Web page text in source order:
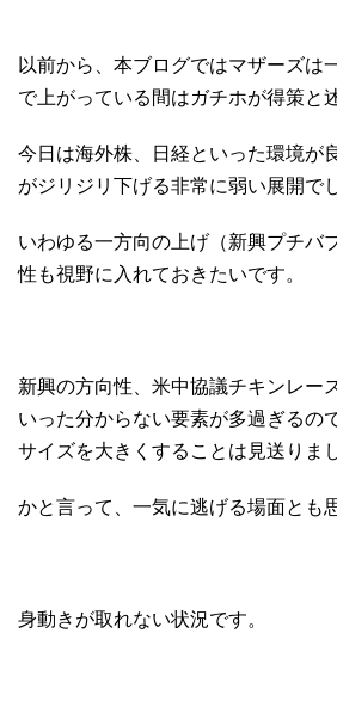
以前から、本ブログではマザーズは
で上がっている間はガチホが得策と
今日は海外株、日経といった環境が
がジリジリ下げる非常に弱い展開で
いわゆる一方向の上げ（新興プチバ
性も視野に入れておきたいです。
新興の方向性、米中協議チキンレー
いった分からない要素が多過ぎるの
サイズを大きくすることは見送りま
かと言って、一気に逃げる場面とも
身動きが取れない状況です。